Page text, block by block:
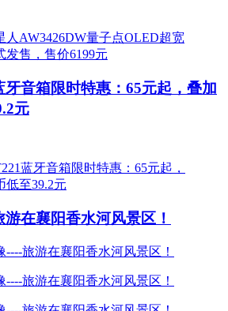
牙音箱限时特惠：65元起，叠加
元
在襄阳香水河风景区！